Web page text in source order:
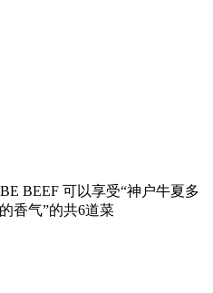
BEEF 可以享受“神户牛夏多
香气”的共6道菜